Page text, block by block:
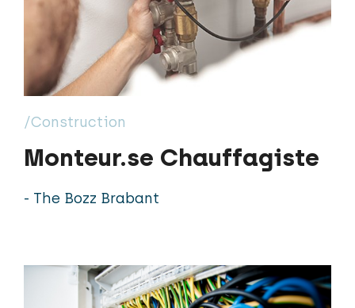
/Construction
Monteur.se Chauffagiste
- The Bozz Brabant